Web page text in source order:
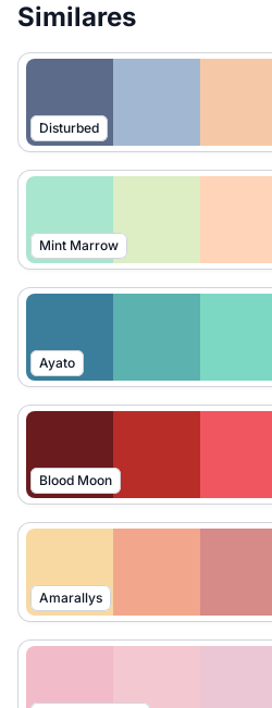
Similares
Disturbed
Mint Marrow
Ayato
Blood Moon
Amarallys